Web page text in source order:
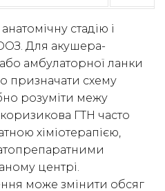
стадію і
Для акушера-
амбулаторної ланки
призначати схему
розуміти межу
ГТН часто
хіміотерапією,
центрі.
може змінити обсяг